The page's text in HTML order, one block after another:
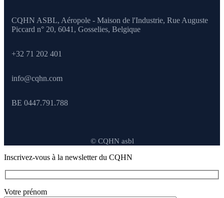
CQHN ASBL, Aéropole - Maison de l'Industrie, Rue Auguste
Piccard n° 20, 6041, Gosselies, Belgique
+32 71 202 401
info@cqhn.com
BE 0447.791.788
© CQHN asbl
Inscrivez-vous à la newsletter du CQHN
Votre prénom